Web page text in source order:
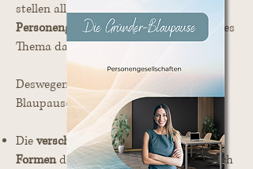
stellen alle Fragen rund um die
Personengesellschaftenimmer ein großes
Thema dar.
Deswegen habe ich diese Gründer-
Blaupause für Sie entwickelt:
Dieverschiedenen
FormenderPersonengesellschafteinfach